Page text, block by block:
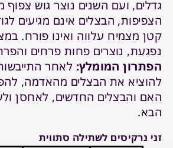
גדלים, ועם השנים נוצר גוש צפוף
הצפיפות, הבצלים אינם מגיעים
קטן מצמיח עלווה ואינו פורח.
נפגעת, נוצרים פחות פרחים
הפתרון המומלץ: לאחר
להוציא את הבצלים מהאדמה,
האם והבצלים החדשים, לאחסן
הבא.
זני נרקיסים לשתילה סתווית